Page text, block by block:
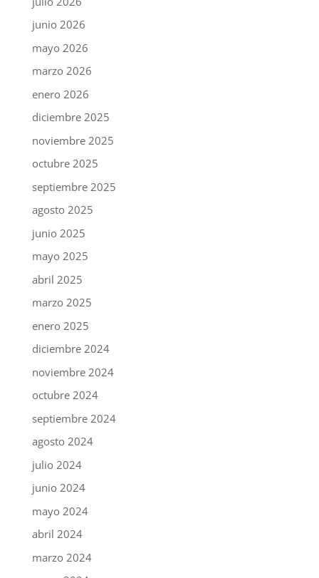
junio 2026
mayo 2026
marzo 2026
enero 2026
diciembre 2025
noviembre 2025
octubre 2025
septiembre 2025
agosto 2025
junio 2025
mayo 2025
abril 2025
marzo 2025
enero 2025
diciembre 2024
noviembre 2024
octubre 2024
septiembre 2024
agosto 2024
julio 2024
junio 2024
mayo 2024
abril 2024
marzo 2024